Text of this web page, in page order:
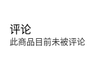
评论
此商品目前未被评论